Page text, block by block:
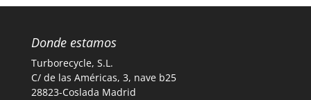
Donde estamos
Turborecycle, S.L.
C/ de las Américas, 3, nave b25
28823-Coslada Madrid